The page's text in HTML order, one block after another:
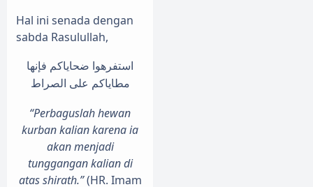
Hal ini senada dengan
sabda Rasulullah,
استفرهوا ضحاياكم فإنها
مطاياكم على الصراط
“Perbaguslah hewan
kurban kalian karena ia
akan menjadi
tunggangan kalian di
atas shirath.”(HR. Imam